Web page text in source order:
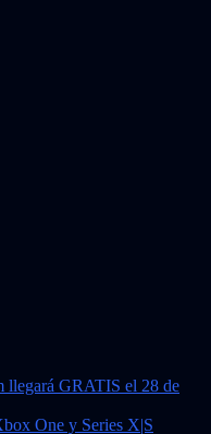
llegará GRATIS el 28 de
One y Series X|S